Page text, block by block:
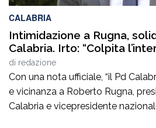
CALABRIA
Intimidazione a Rugna,
Calabria. Irto: “Colpita
di redazione
Con una nota ufficiale, “il Pd
e vicinanza a Roberto Rugna,
Calabria e vicepresidente